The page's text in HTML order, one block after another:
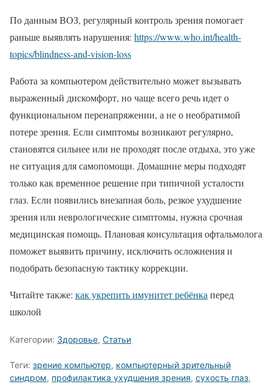
По данным ВОЗ, регулярный контроль зрения помогает
раньше выявлять нарушения: https://www.who.int/health-
topics/blindness-and-vision-loss
Работа за компьютером действительно может вызывать
выраженный дискомфорт, но чаще всего речь идет о
функциональном перенапряжении, а не о необратимой
потере зрения. Если симптомы возникают регулярно,
становятся сильнее или не проходят после отдыха, это уже
не ситуация для самопомощи. Домашние меры подходят
только как временное решение при типичной усталости
глаз. Если появились внезапная боль, резкое ухудшение
зрения или неврологические симптомы, нужна срочная
медицинская помощь. Плановая консультация офтальмолога
поможет выявить причину, исключить осложнения и
подобрать безопасную тактику коррекции.
Читайте также: как укрепить имунитет ребёнка перед
школой
Категории: Здоровье, Статьи
Теги: зрение компьютер, компьютерный зрительный
синдром, профилактика ухудшения зрения, сухость глаз,